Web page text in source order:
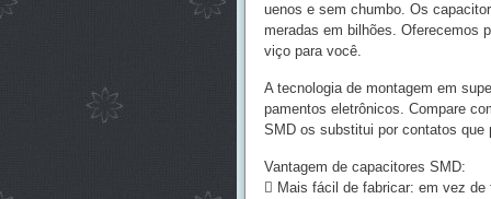
uenos e sem chumbo. Os
meradas em bilhões. Oferecemos
viço para você.
A tecnologia de montagem em
pamentos eletrônicos. Compare
SMD os substitui por contatos que
Vantagem de capacitores SMD:
 Mais fácil de fabricar: em vez